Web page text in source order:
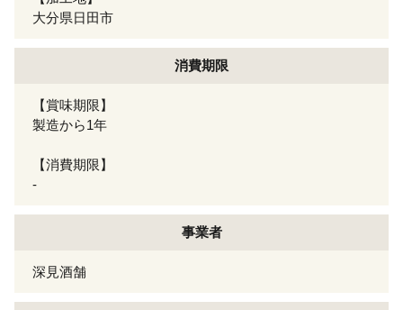
大分県日田市
消費期限
【賞味期限】
製造から1年
【消費期限】
-
事業者
深見酒舗